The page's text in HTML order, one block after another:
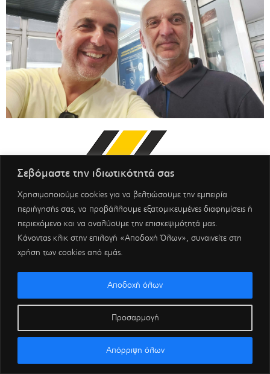
Σεβόμαστε την ιδιωτικότητά σας
Χρησιμοποιούμε cookies για να βελτιώσουμε την εμπειρία
περιήγησής σας, να προβάλλουμε εξατομικευμένες διαφημίσεις ή
περιεχόμενο και να αναλύουμε την επισκεψιμότητά μας.
Κάνοντας κλικ στην επιλογή «Αποδοχή Όλων», συναινείτε στη
χρήση των cookies από εμάς.
Προσαρμογή
Απόρριψη όλων
Αποδοχή όλων